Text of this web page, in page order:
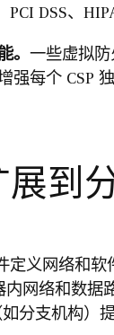
DSS、
。
一些虚拟
强每个 CSP
到
义网络和软
网络和数据
分支机构）提